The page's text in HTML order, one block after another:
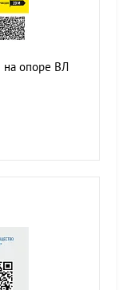
на опоре ВЛ